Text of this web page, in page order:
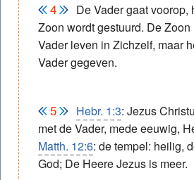
De Vader gaat
Zoon wordt gestuurd. De
Vader leven in Zichzelf, maar
Vader gegeven.
Hebr. 1:3: Jezus
met de Vader, mede eeuwig,
Matth. 12:6: de tempel: heilig,
God; De Heere Jezus is meer.